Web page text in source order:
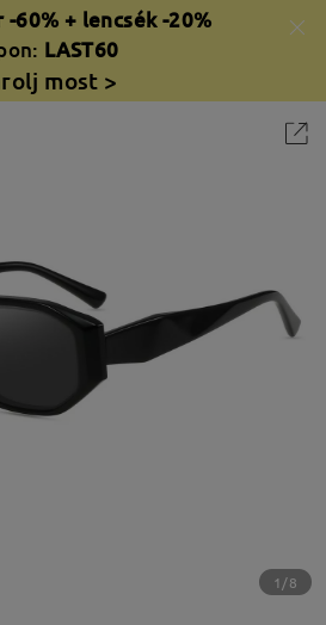
60% + lencsék -20%
LAST60
most >
1/8